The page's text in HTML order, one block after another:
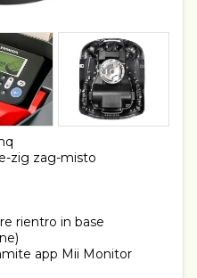
zig zag-misto
rientro in base
app Mii Monitor